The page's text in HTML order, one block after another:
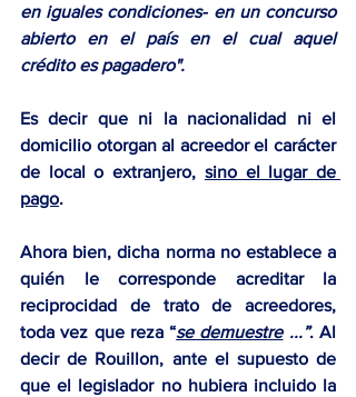
en iguales condiciones- en un concurso
abierto en el país en el cual aquel
crédito es pagadero".
Es decir que ni la nacionalidad ni el
domicilio otorgan al acreedor el carácter
de local o extranjero, sino el lugar de
pago.
Ahora bien, dicha norma no establece a
quién le corresponde acreditar la
reciprocidad de trato de acreedores,
toda vez que reza “se demuestre ...”. Al
decir de Rouillon, ante el supuesto de
que el legislador no hubiera incluido la